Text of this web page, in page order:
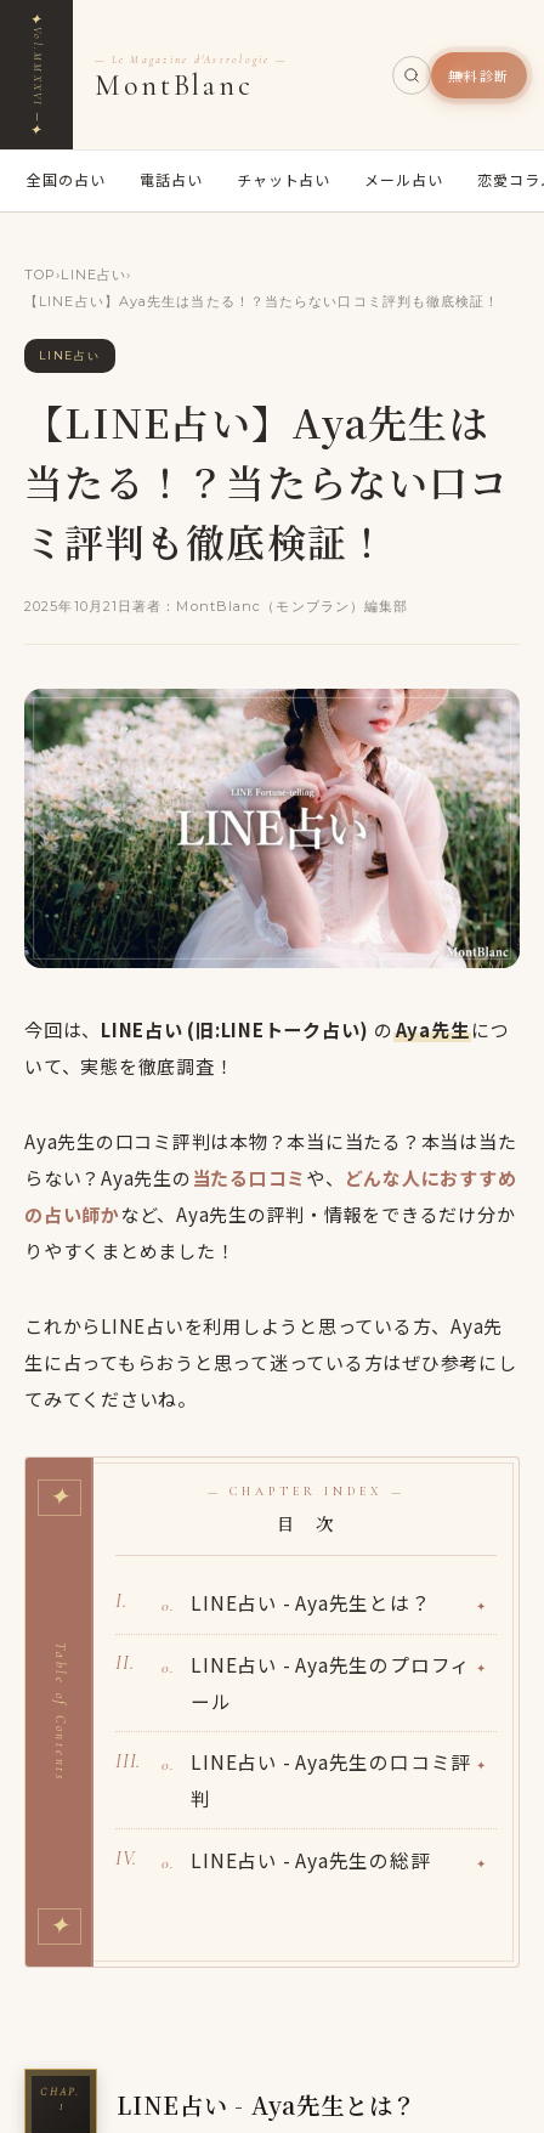
✦
Vol.MMXXVI ─
✦
— Le Magazine d'Astrologie —
MontBlanc 無料診断
全国の占い 電話占い チャット占い メール占い 恋愛コラ
TOP›LINE占い›
【LINE占い】Aya先生は当たる！？当たらない口コミ評判も徹底検証！
LINE占い
【LINE占い】Aya先生は
当たる！？当たらない口コ
ミ評判も徹底検証！
2025年10月21日著者：MontBlanc（モンブラン）編集部
今回は、 LINE占い (旧:LINEトーク占い) のAya先生につ
いて、実態を徹底調査！
Aya先生の口コミ評判は本物？本当に当たる？本当は当た
らない？Aya先生の当たる口コミや、
どんな人におすすめ
の占い師かなど、Aya先生の評判・情報をできるだけ分か
りやすくまとめました！
これからLINE占いを利用しようと思っている方、Aya先
生に占ってもらおうと思って迷っている方はぜひ参考にし
てみてくださいね。
✦
Table of Contents
✦
— CHAPTER INDEX —
目 次
LINE占い - Aya先生とは？
LINE占い - Aya先生のプロフィ
ール
LINE占い - Aya先生の口コミ評
判
LINE占い - Aya先生の総評
LINE占い - Aya先生とは？